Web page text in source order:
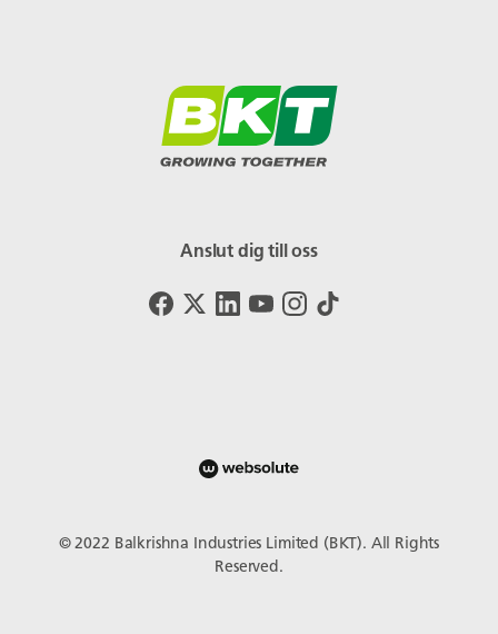
Anslut dig till oss
© 2022 Balkrishna Industries Limited (BKT). All Rights
Reserved.